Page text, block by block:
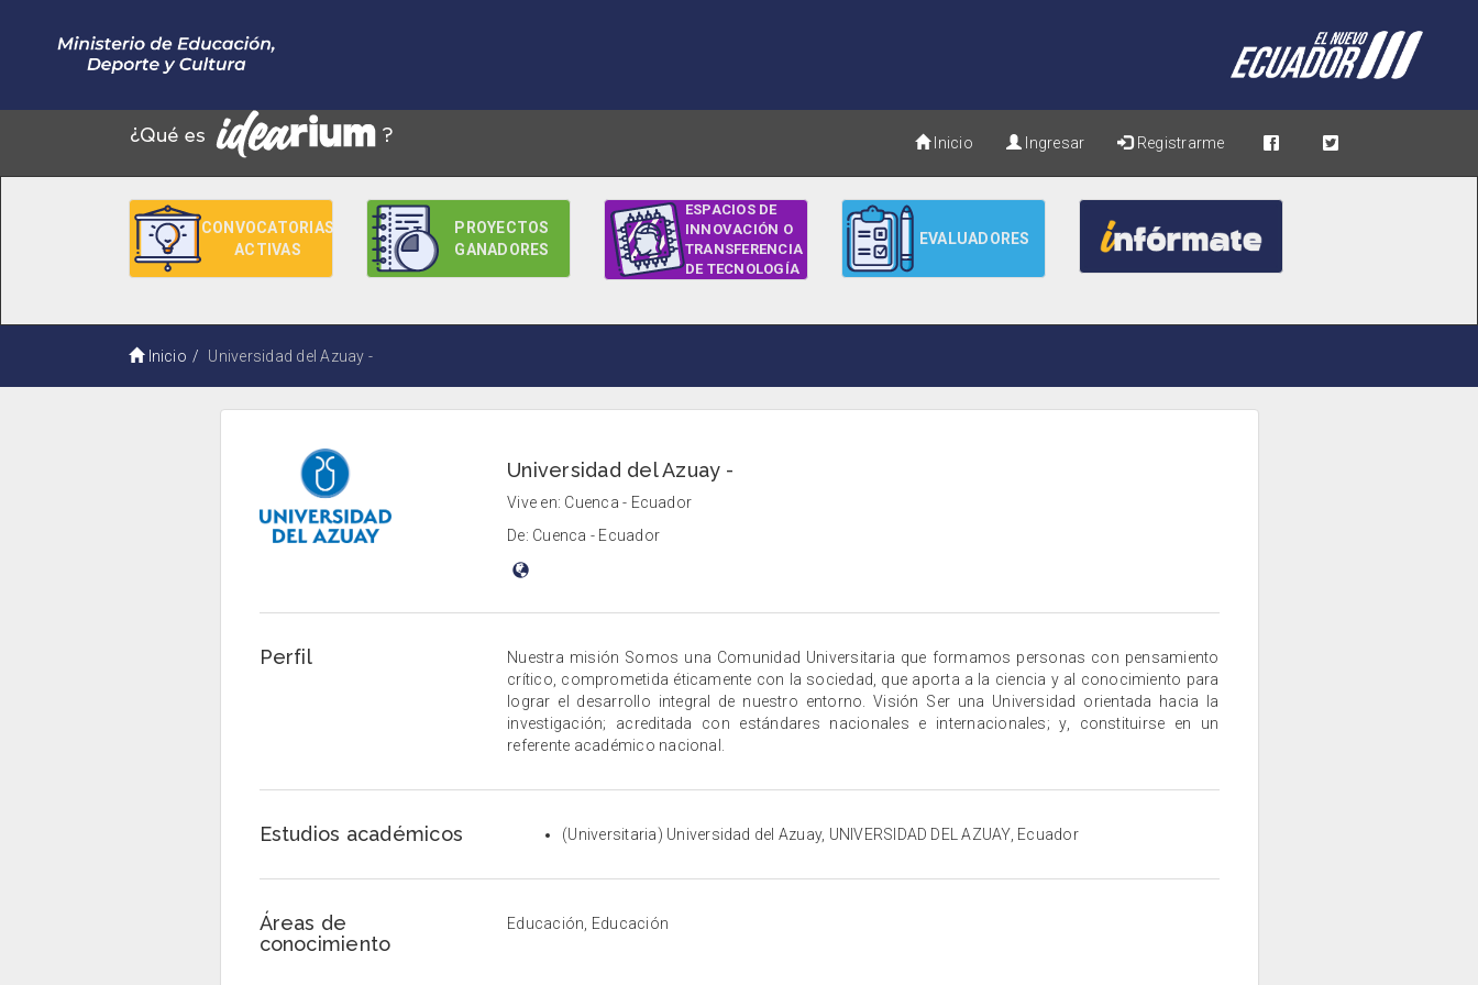
Inicio Ingresar Registrarme
CONVOCATORIAS
ACTIVAS
PROYECTOS
GANADORES
ESPACIOS DE
INNOVACIÓN O
TRANSFERENCIA
DE TECNOLOGÍA
EVALUADORES
Inicio Universidad del Azuay -
Universidad del Azuay -
Vive en: Cuenca - Ecuador
De: Cuenca - Ecuador
Perfil
Nuestra misión Somos una Comunidad Universitaria que formamos personas con pensamiento
crítico, comprometida éticamente con la sociedad, que aporta a la ciencia y al conocimiento para
lograr el desarrollo integral de nuestro entorno. Visión Ser una Universidad orientada hacia la
investigación; acreditada con estándares nacionales e internacionales; y, constituirse en un
referente académico nacional.
Estudios académicos (Universitaria) Universidad del Azuay, UNIVERSIDAD DEL AZUAY, Ecuador
Áreas de
conocimiento
Educación, Educación